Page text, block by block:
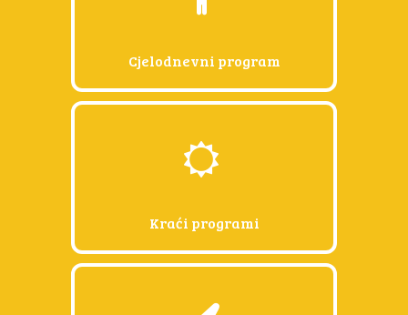
Cjelodnevni program
Kraći programi